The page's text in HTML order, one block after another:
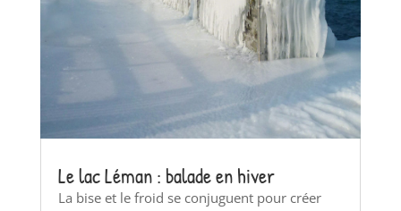
Le lac Léman : balade en hiver
La bise et le froid se conjuguent pour créer